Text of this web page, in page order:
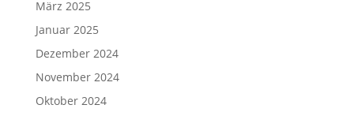
März 2025
Januar 2025
Dezember 2024
November 2024
Oktober 2024